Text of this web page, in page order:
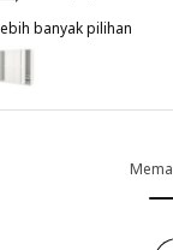
banyak pilihan
/ GRIMOPAX / GRIMO,